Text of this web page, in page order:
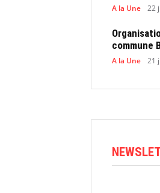
A la Une 22
commune
A la Une 21